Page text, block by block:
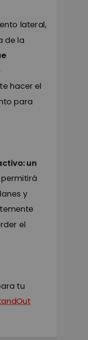
lateral,
de la
hacer el
para
un
y
el
tu